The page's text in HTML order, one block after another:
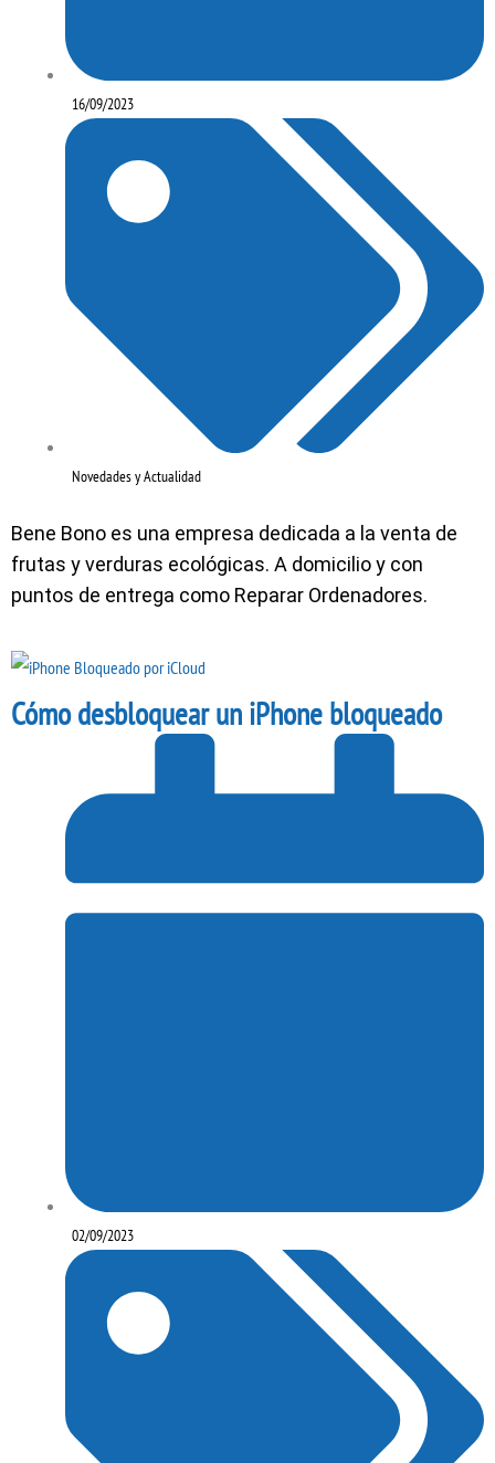
16/09/2023
Novedades y Actualidad
Bene Bono es una empresa dedicada a la venta de
frutas y verduras ecológicas. A domicilio y con
puntos de entrega como Reparar Ordenadores.
Cómo desbloquear un iPhone bloqueado
02/09/2023